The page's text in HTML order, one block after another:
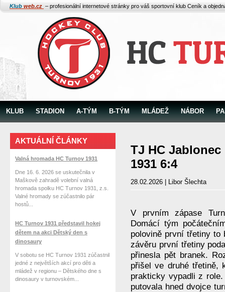
Klub web.cz – profesionální internetové stránky pro váš sportovní klub Ceník a
KLUB STADION A-TÝM B-TÝM MLÁDEŽ NÁBOR
TJ HC
1931 6:4
28.02.2026 | Libor Šlechta
V prvním zápase
Domácí tým
polovině první třetiny to
závěru první třetiny
přinesla pět branek.
přišel ve druhé třetině,
prakticky vypadli z
putovala hned dvojce
AKTUÁLNÍ ČLÁNKY
Valná hromada HC Turnov 1931
Dne 16. 6. 2026 se uskutečnila v
Maškově zahradě volební valná
hromada spolku HC Turnov 1931, z.s.
Valné hromady se zúčastnilo pár
hostů...
HC Turnov 1931 představil hokej
dětem na akci Dětský den s
dinosaury
V sobotu se HC Turnov 1931 zúčastnil
jedné z největších akcí pro děti a
mládež v regionu – Dětského dne s
dinosaury v turnovském...